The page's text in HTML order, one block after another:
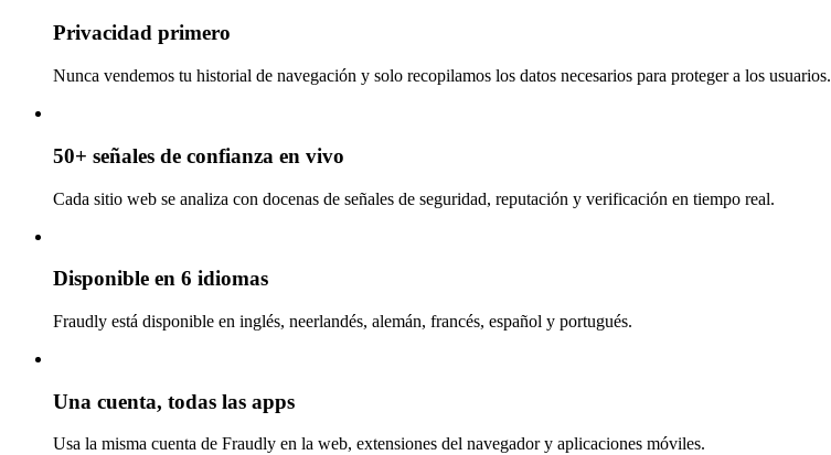
Privacidad primero
Nunca vendemos tu historial de navegación y solo recopilamos los datos necesarios para proteger a los usuarios.
50+ señales de confianza en vivo
Cada sitio web se analiza con docenas de señales de seguridad, reputación y verificación en tiempo real.
Disponible en 6 idiomas
Fraudly está disponible en inglés, neerlandés, alemán, francés, español y portugués.
Una cuenta, todas las apps
Usa la misma cuenta de Fraudly en la web, extensiones del navegador y aplicaciones móviles.